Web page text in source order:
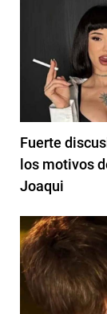
Fuerte
los motivos
Joaqui